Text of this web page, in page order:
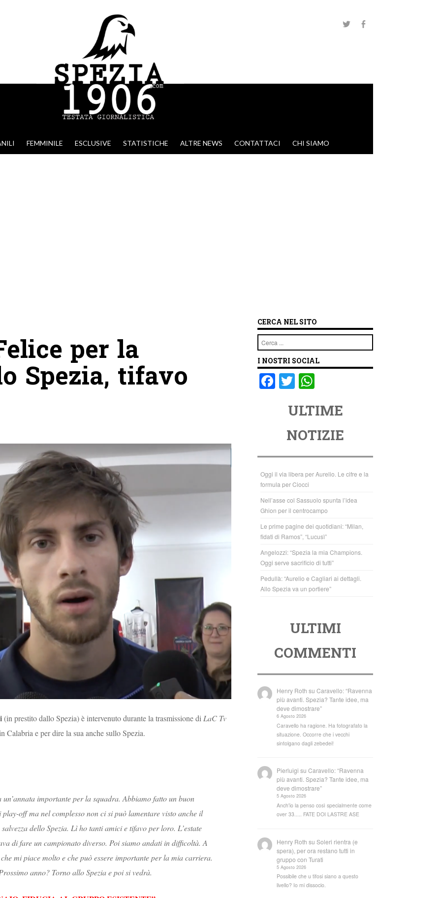
FEMMINILE ESCLUSIVE STATISTICHE ALTRE NEWS CONTATTACI CHI SIAMO
per la
Spezia, tifavo
(in prestito dallo Spezia) è intervenuto durante la trasmissione di LaC Tv
Calabria e per dire la sua anche sullo Spezia.
importante per la squadra. Abbiamo fatto un buon
off ma nel complesso non ci si può lamentare visto anche il
dello Spezia. Lì ho tanti amici e tifavo per loro. L’estate
di fare un campionato diverso. Poi siamo andati in difficoltà. A
mi piace molto e che può essere importante per la mia carriera.
anno? Torno allo Spezia e poi si vedrà.
CERCA NEL SITO
Cerca
I NOSTRI SOCIAL
F
o
o
k
T
tt
er
at
s
A
p
p
ULTIME
NOTIZIE
Oggi il via libera per Aurelio. Le cifre e la
formula per Ciocci
Nell’asse col Sassuolo spunta l’idea
Ghion per il centrocampo
Le prime pagine dei quotidiani: “Milan,
fidati di Ramos”, “Lucusì”
Angelozzi: “Spezia la mia Champions.
Oggi serve sacrificio di tutti”
Pedullà: “Aurelio e Cagliari ai dettagli.
Allo Spezia va un portiere”
ULTIMI
COMMENTI
Henry Roth suCaravello: “Ravenna
più avanti. Spezia? Tante idee, ma
deve dimostrare”
6 Agosto 2026
Caravello ha ragione. Ha fotografato la
situazione. Occorre che i vecchi
sintolgano dagli zebedei!
Pierluigi suCaravello: “Ravenna
più avanti. Spezia? Tante idee, ma
deve dimostrare”
5 Agosto 2026
Anch'io la penso così specialmente come
over 33..... FATE DOI LASTRE ASE
Henry Roth suSoleri rientra (e
spera), per ora restano tutti in
gruppo con Turati
5 Agosto 2026
Possibile che u tifosi siano a questo
livello? Io mi dissocio.